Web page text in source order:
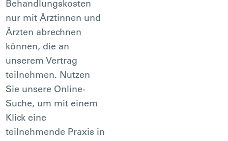
Behandlungskosten
nur mit Ärztinnen und
Ärzten abrechnen
können, die an
unserem Vertrag
teilnehmen. Nutzen
Sie unsere Online-
Suche, um mit einem
Klick eine
teilnehmende Praxis in